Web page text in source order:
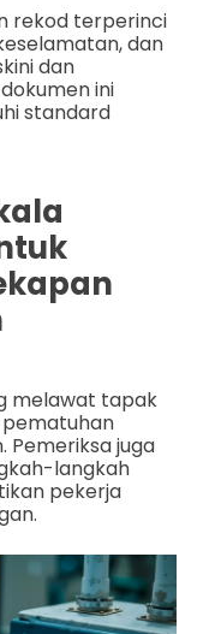
rekod terperinci
dan
dan
ini
standard
melawat tapak
juga
langkah
pekerja